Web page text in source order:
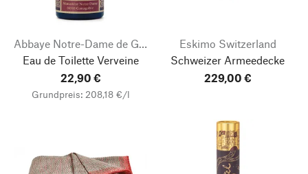
Abbaye Notre-Dame de Ganagobie
Eau de Toilette Verveine
22,90 €
Grundpreis: 208,18 €/l
Eskimo Switzerland
Schweizer Armeedecke
229,00 €